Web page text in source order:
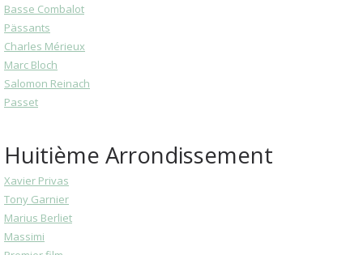
Basse Combalot
Pässants
Charles Mérieux
Marc Bloch
Salomon Reinach
Passet
Huitième Arrondissement
Xavier Privas
Tony Garnier
Marius Berliet
Massimi